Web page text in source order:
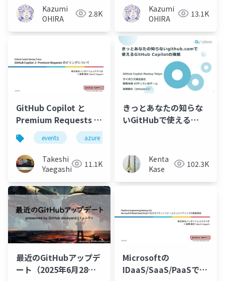
Kazumi
OHIRA
2.8K
Kazumi
OHIRA
13.1K
GitHub Copilot と
Premium Requests の
ビリングについて
events azure
Takeshi
Yaegashi
11.1K
きっとあなたの知らな
いGitHubで使える
Kenta
Kase
102.3K
最近のGitHubアップデ
ート（2025年6月28
Microsoftの
IDaaS/SaaS/PaaSで広